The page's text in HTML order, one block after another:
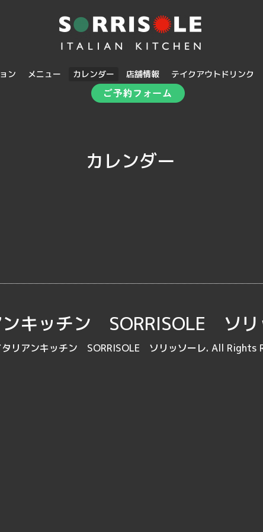
ン メニュー カレンダー 店舗情報 テイクアウトドリンク
カレンダー
ンキッチン SORRISOLE ソリ
タリアンキッチン SORRISOLE ソリッソーレ. All Rights